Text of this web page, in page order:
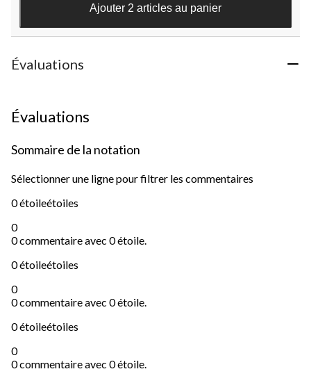
évaluation
Ajouter 2 articles au panier
Évaluations
Évaluations
Sommaire de la notation
Sélectionner une ligne pour filtrer les commentaires
0 étoileétoiles
0
0 commentaire avec 0 étoile.
0 étoileétoiles
0
0 commentaire avec 0 étoile.
0 étoileétoiles
0
0 commentaire avec 0 étoile.